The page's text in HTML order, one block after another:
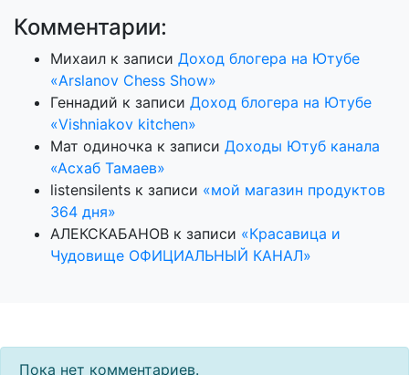
Комментарии:
Михаил к записи Доход блогера на Ютубе
«Arslanov Chess Show»
Геннадий к записи Доход блогера на Ютубе
«Vishniakov kitchen»
Мат одиночка к записи Доходы Ютуб канала
«Асхаб Тамаев»
listensilents к записи «мой магазин продуктов
364 дня»
АЛЕКСКАБАНОВ к записи «Красавица и
Чудовище ОФИЦИАЛЬНЫЙ КАНАЛ»
Пока нет комментариев.